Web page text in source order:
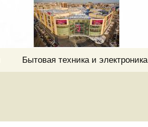
Бытовая техника и электроника